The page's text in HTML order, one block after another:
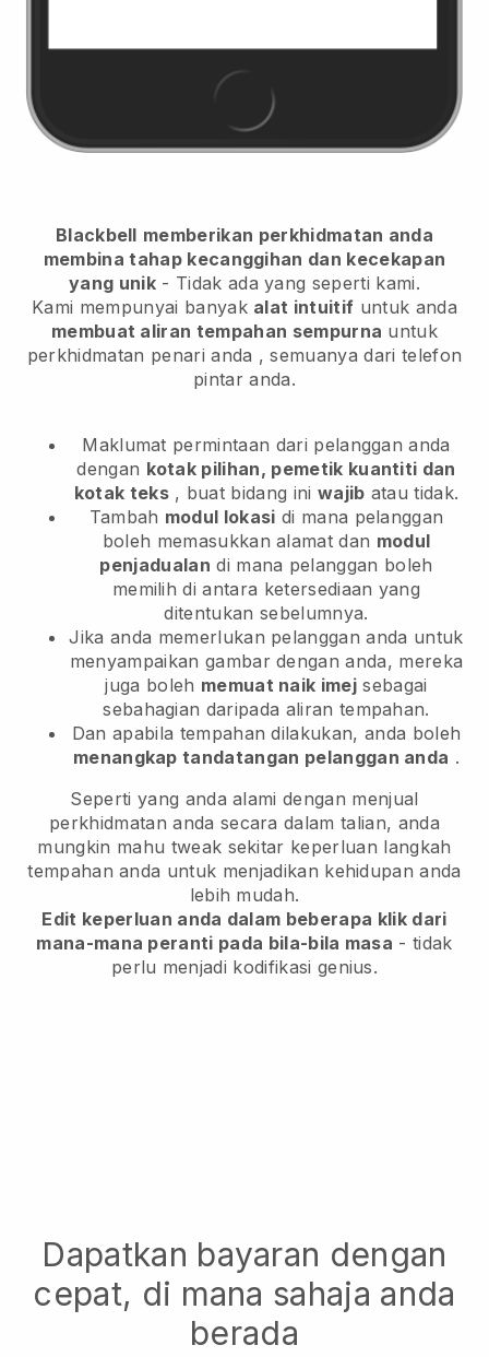
Blackbell memberikan perkhidmatan anda
membina tahap kecanggihan dan kecekapan
yang unik- Tidak ada yang seperti kami.
Kami mempunyai banyak alat intuitif untuk anda
membuat aliran tempahan sempurna untuk
perkhidmatan penari anda , semuanya dari telefon
pintar anda.
Maklumat permintaan dari pelanggan anda
dengan kotak pilihan, pemetik kuantiti dan
kotak teks, buat bidang ini wajib atau tidak.
Tambah modul lokasi di mana pelanggan
boleh memasukkan alamat dan modul
penjadualan di mana pelanggan boleh
memilih di antara ketersediaan yang
ditentukan sebelumnya.
Jika anda memerlukan pelanggan anda untuk
menyampaikan gambar dengan anda, mereka
juga boleh memuat naik imej sebagai
sebahagian daripada aliran tempahan.
Dan apabila tempahan dilakukan, anda boleh
menangkap tandatangan pelanggan anda .
Seperti yang anda alami dengan menjual
perkhidmatan anda secara dalam talian, anda
mungkin mahu tweak sekitar keperluan langkah
tempahan anda untuk menjadikan kehidupan anda
lebih mudah.
Edit keperluan anda dalam beberapa klik dari
mana-mana peranti pada bila-bila masa - tidak
perlu menjadi kodifikasi genius.
Dapatkan bayaran dengan
cepat, di mana sahaja anda
berada